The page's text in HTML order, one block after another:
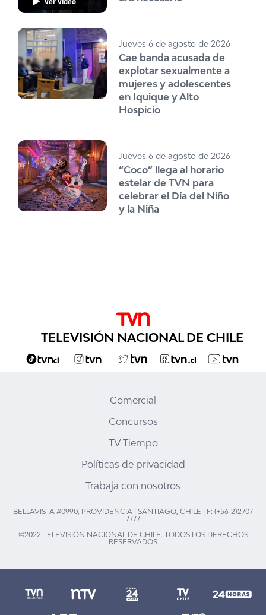
Jueves 6 de agosto de 2026
Cae banda acusada de
explotar sexualmente a
mujeres y adolescentes
en Iquique y Alto
Hospicio
Jueves 6 de agosto de 2026
“Coco” llega al horario
estelar de TVN para
celebrar el Día del Niño
y la Niña
TELEVISIÓN NACIONAL DE CHILE
Comercial
Concursos
TV Tiempo
Políticas de privacidad
Trabaja con nosotros
BELLAVISTA #0990, PROVIDENCIA | SANTIAGO, CHILE | F: (+56-2)2707
7777
©2022 TELEVISIÓN NACIONAL DE CHILE. TODOS LOS DERECHOS
RESERVADOS